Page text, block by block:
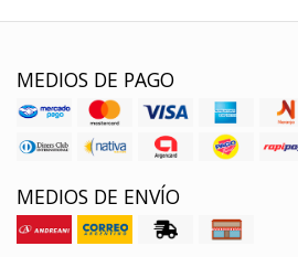
MEDIOS DE PAGO
MEDIOS DE ENVÍO